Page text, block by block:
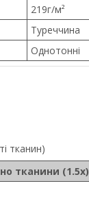
219г/м²
Туреччина
Однотонні
тканин)
тканини (1.5x)